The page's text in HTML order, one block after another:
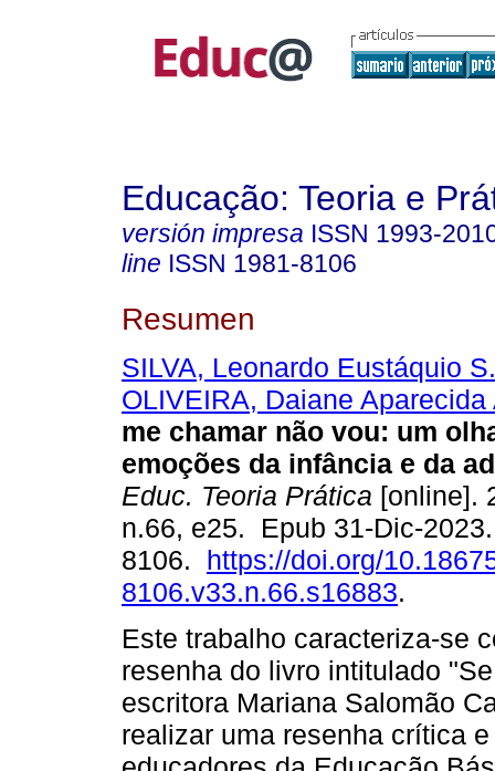
Educação: Teoria e
versión impresa ISSN 1993-
line ISSN 1981-8106
Resumen
SILVA, Leonardo Eustáquio
OLIVEIRA, Daiane Aparecida
me chamar não vou: um
emoções da infância e da
Educ. Teoria Prática [online].
n.66, e25. Epub 31-Dic-
8106. https://doi.org/
8106.v33.n.66.s16883.
Este trabalho caracteriza-se
resenha do livro intitulado
escritora Mariana Salomão
realizar uma resenha crítica